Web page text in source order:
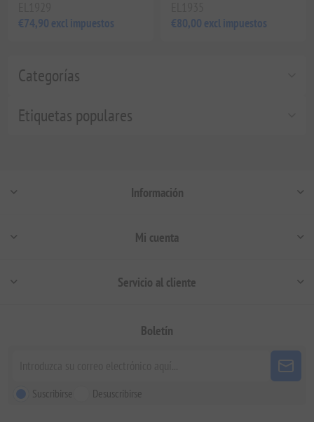
Categorías
Etiquetas populares
€74,90 excl impuestos €80,00 excl impuestos
Información
Mi cuenta
Servicio al cliente
Boletín
Suscribirse Desuscribirse